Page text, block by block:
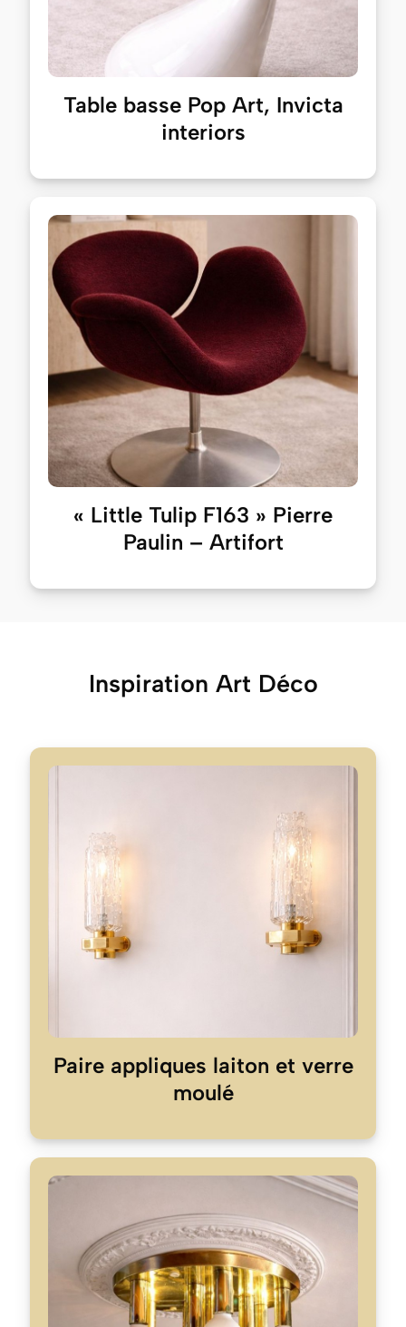
Table basse Pop Art, Invicta
interiors
« Little Tulip F163 » Pierre
Paulin – Artifort
Inspiration Art Déco
Paire appliques laiton et verre
moulé